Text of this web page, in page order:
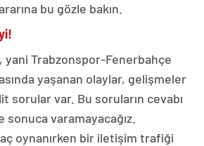
bu gözle bakın.
yani Trabzonspor-Fenerbahçe
yaşanan olaylar, gelişmeler
sorular var. Bu soruların cevabı
sonuca varamayacağız.
oynanırken bir iletişim trafiği